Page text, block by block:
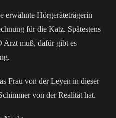
erwähnte Hörgeräteträgerin
für die Katz. Spätestens
Arzt muß, dafür gibt es
Frau von der Leyen in dieser
von der Realität hat.